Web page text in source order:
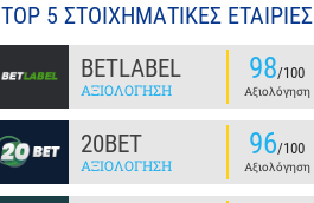
TOP 5 ΣΤΟΙΧΗΜΑΤΙΚΕΣ ΕΤΑΙΡΙΕΣ
BETLABEL
ΑΞΙΟΛΌΓΗΣΗ
98/100
Αξιολόγηση
20BET
ΑΞΙΟΛΌΓΗΣΗ
96/100
Αξιολόγηση